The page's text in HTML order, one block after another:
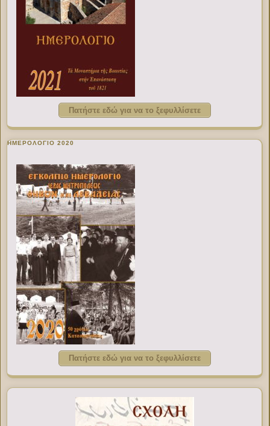
Πατήστε εδώ για να το ξεφυλλίσετε
ΗΜΕΡΟΛΟΓΙΟ 2020
Πατήστε εδώ για να το ξεφυλλίσετε